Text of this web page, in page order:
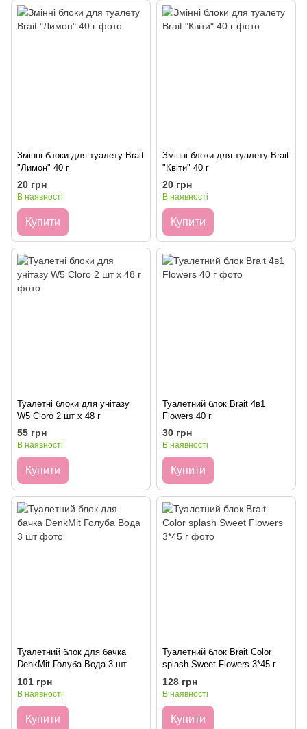
Змінні блоки для туалету Brait
"Лимон" 40 г
20 грн
В наявності
Купити
Змінні блоки для туалету Brait
"Квіти" 40 г
20 грн
В наявності
Купити
Туалетні блоки для унітазу
W5 Cloro 2 шт x 48 г
55 грн
В наявності
Купити
Туалетний блок Brait 4в1
Flowers 40 г
30 грн
В наявності
Купити
Туалетний блок для бачка
DenkMit Голуба Вода 3 шт
101 грн
В наявності
Купити
Туалетний блок Brait Color
splash Sweet Flowers 3*45 г
128 грн
В наявності
Купити